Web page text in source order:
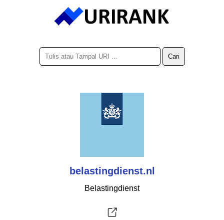
belastingdienst.nl
Belastingdienst